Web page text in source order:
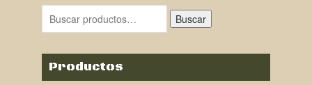
era:
2.895,00€.
es:
2.590,00€.
Buscar
Productos